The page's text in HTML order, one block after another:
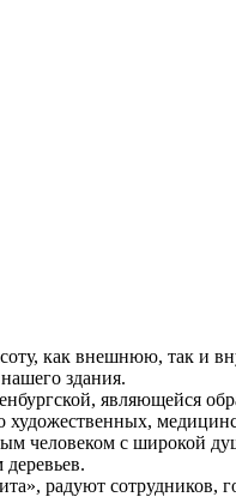
как внешнюю, так и
здания.
являющейся
человеком с широкой
радуют сотрудников,